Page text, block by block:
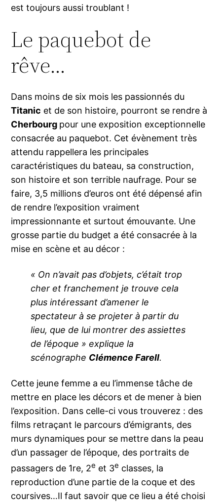
est toujours aussi troublant !
Le paquebot de
rêve…
Dans moins de six mois les passionnés du
Titanic et de son histoire, pourront se rendre à
Cherbourg pour une exposition exceptionnelle
consacrée au paquebot. Cet évènement très
attendu rappellera les principales
caractéristiques du bateau, sa construction,
son histoire et son terrible naufrage. Pour se
faire, 3,5 millions d’euros ont été dépensé afin
de rendre l’exposition vraiment
impressionnante et surtout émouvante. Une
grosse partie du budget a été consacrée à la
mise en scène et au décor :
« On n’avait pas d’objets, c’était trop
cher et franchement je trouve cela
plus intéressant d’amener le
spectateur à se projeter à partir du
lieu, que de lui montrer des assiettes
de l’époque » explique la
scénographe Clémence Farell.
Cette jeune femme a eu l’immense tâche de
mettre en place les décors et de mener à bien
l’exposition. Dans celle-ci vous trouverez : des
films retraçant le parcours d’émigrants, des
murs dynamiques pour se mettre dans la peau
d’un passager de l’époque, des portraits de
passagers de 1re, 2e et 3e classes, la
reproduction d’une partie de la coque et des
coursives…Il faut savoir que ce lieu a été choisi